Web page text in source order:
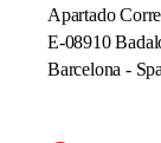
Apartado
E-08910
Barcelona -